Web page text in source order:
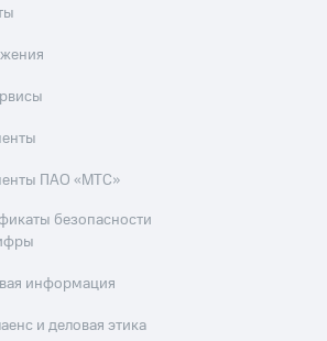
ПАО «МТС»
безопасности
информация
и деловая этика